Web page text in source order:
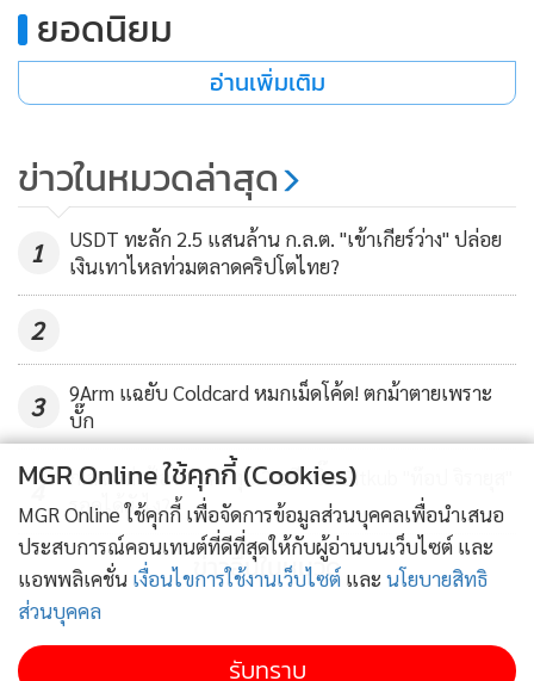
(มหาชน) บริษัท กรุงศรี ฟินโนเวต จำกัด MindWorks Ventures
ก็มีส่วนร่วมในการระดมทุนรอบนี้เช่นกัน
เขาเคยดำรงตำแหน่งหัวหน้าฝ่ายปฏิบัติการกลาง ของ Uber รับ
หน้าที่เป็นศูนย์รวมการบริหารการดำเนินงานของบริษัทขนส่ง
และการจัดส่งอาหารทั่วภูมิภาคเอเชียแปซิฟิก ตลอด 7 ปี เขามี
บทบาทสำคัญยิ่ง ในการจัดการการเปลี่ยนแปลง และปรับขนาด
สู่การเป็นบริษัทมหาชน และยังมีประสบการณ์การทำงานระดับ
โลก หลายแห่ง อาทิ ฮ่องกง เซี่ยงไฮ้ โซล สิงคโปร์ ลอนดอน
"ผมรู้สึกขอบคุณสำหรับโอกาสที่จะได้ร่วมงานกับ Zipmex ซึ่ง
เป็นบริษัทที่อายุน้อย แต่เติบโตอย่างรวดเร็ว นับเป็นเรื่องที่น่าตื่น
เต้น ที่จะได้มีส่วนร่วมในการสร้าง และยกระดับศักยภาพให้
Zipmex เดินหน้าไปสู่จุดสูงสุด ด้วยการเสนอผลิตภัณฑ์การลงทุน
และการชำระเงินที่น่าเชื่อถือ และเป็นนวัตกรรมใหม่ที่ตอบสนอง
ความต้องการของผู้ใช้งานได้จริง”
ยอดนิยม
อ่านเพิ่มเติม
ข่าวในหมวดล่าสุด
1
USDT ทะลัก 2.5 แสนล้าน ก.ล.ต. "เข้าเกียร์ว่าง" ปล่อย
เงินเทาไหลท่วมตลาดคริปโตไทย?
2
3
9Arm แฉยับ Coldcard หมกเม็ดโค้ด! ตกม้าตายเพราะ
บั๊ก
4
ก.ล.ต. ส่งฟ้อง ปอศ. ทุบ 2 อดีตบิ๊ก Bitkub "ท๊อป จิรายุส"
รอดได้ยังไง?
ข่าวอื่นในหมวด
MGR Online ใช้คุกกี้ (Cookies)
MGR Online ใช้คุกกี้ เพื่อจัดการข้อมูลส่วนบุคคลเพื่อนำเสนอ
ประสบการณ์คอนเทนต์ที่ดีที่สุดให้กับผู้อ่านบนเว็บไซต์ และ
แอพพลิเคชั่น เงื่อนไขการใช้งานเว็บไซต์ และ นโยบายสิทธิ
ส่วนบุคคล
รับทราบ